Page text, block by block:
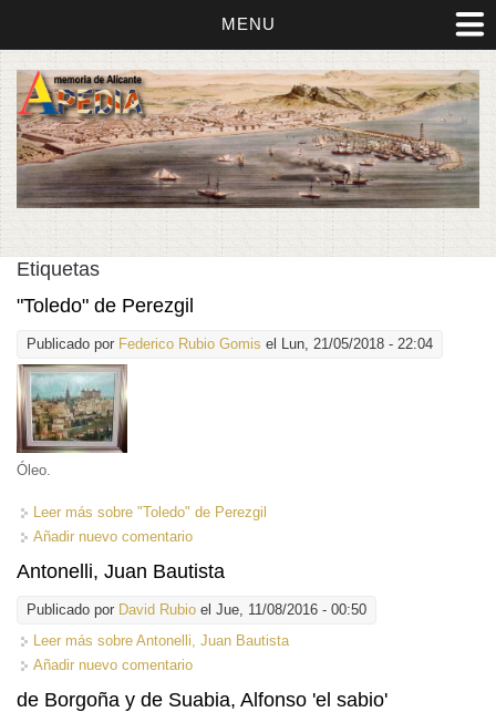
MENU
Etiquetas
"Toledo" de Perezgil
Publicado por Federico Rubio Gomis el Lun, 21/05/2018 - 22:04
Óleo.
Leer más sobre "Toledo" de Perezgil
Añadir nuevo comentario
Antonelli, Juan Bautista
Publicado por David Rubio el Jue, 11/08/2016 - 00:50
Leer más sobre Antonelli, Juan Bautista
Añadir nuevo comentario
de Borgoña y de Suabia, Alfonso 'el sabio'